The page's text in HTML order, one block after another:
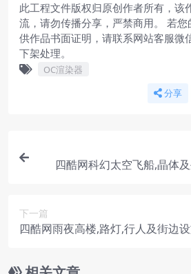
此工程文件版权归原创作者所有，该
流，请勿传播分享，严禁商用。 若
供作品书面证明，请联系网站客服微
下架处理。
OC渲染器
分享
四酷网科幻太空飞船,晶体
下一篇
四酷网雨夜高楼,路灯,行人及街边